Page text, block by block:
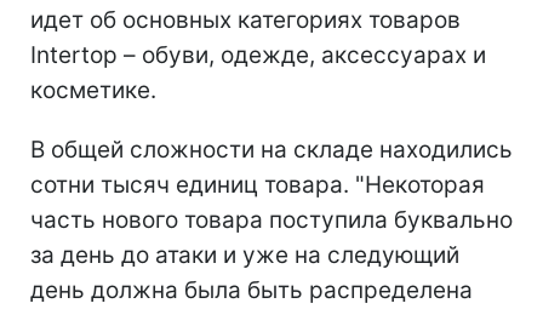
идет об основных категориях товаров
Intertop – обуви, одежде, аксессуарах и
косметике.
В общей сложности на складе находились
сотни тысяч единиц товара. "Некоторая
часть нового товара поступила буквально
за день до атаки и уже на следующий
день должна была быть распределена